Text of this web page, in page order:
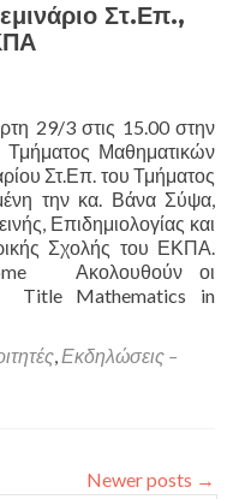
Έρευνας
26/4/23
Στ.Επ.,
29/3 στις 15.00 στην
Μαθηματικών
Στ.Επ. του Τμήματος
την κα. Βάνα Σύψα,
Επιδημιολογίας και
Σχολής του ΕΚΠΑ.
Ακολουθούν οι
Title Mathematics in
,Εκδηλώσεις –
Newer posts →